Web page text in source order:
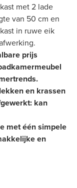
met 2 lade
van 50 cm en
in ruwe eik
prijs
en krassen
kan
met één simpele
en